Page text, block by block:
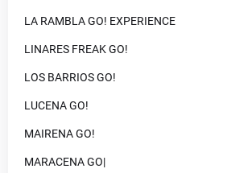
LA RAMBLA GO! EXPERIENCE
LINARES FREAK GO!
LOS BARRIOS GO!
LUCENA GO!
MAIRENA GO!
MARACENA GO|